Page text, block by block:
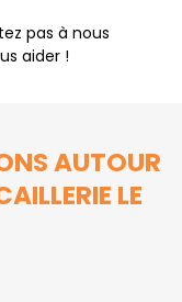
pas à nous
aider !
AUTOUR
LE